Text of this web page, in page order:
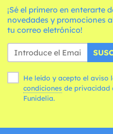
¡Sé el primero en enterarte
novedades y promociones
tu correo eletrónico!
He leído y acepto el aviso
condiciones
Funidelia.